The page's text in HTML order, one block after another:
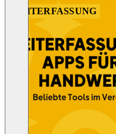
ZEITERFASSUNG